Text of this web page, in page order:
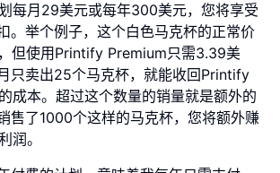
每月29美元或每年300美元，您将享受
。举个例子，这个白色马克杯的正常价
但使用Printify Premium只需3.39美
只卖出25个马克杯，就能收回Printify
成本。超过这个数量的销量就是额外的
售了1000个这样的马克杯，您将额外赚
润。